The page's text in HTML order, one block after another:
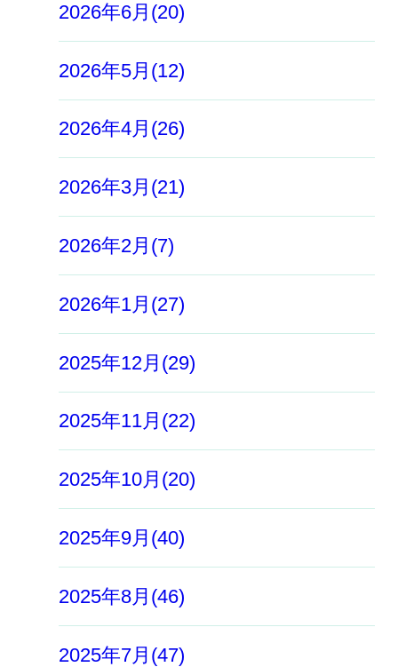
2026年6月(20)
2026年5月(12)
2026年4月(26)
2026年3月(21)
2026年2月(7)
2026年1月(27)
2025年12月(29)
2025年11月(22)
2025年10月(20)
2025年9月(40)
2025年8月(46)
2025年7月(47)